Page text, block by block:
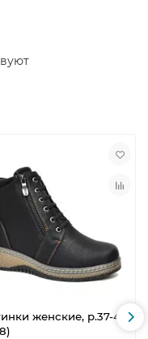
женские, р.37-42